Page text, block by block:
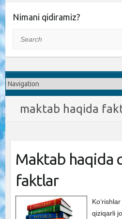
Nimani qidiramiz?
maktab haqida
Maktab haqida
faktlar
qiziqarli